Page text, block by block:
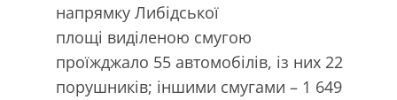
напрямку Либідської
площі виділеною смугою
проїжджало 55 автомобілів, із них 22
порушників; іншими смугами – 1 649